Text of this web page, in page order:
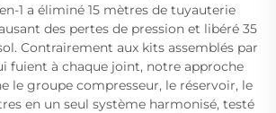
1 a éliminé 15 mètres de tuyauterie
des pertes de pression et libéré 35
Contrairement aux kits assemblés par
fuient à chaque joint, notre approche
le groupe compresseur, le réservoir, le
en un seul système harmonisé, testé